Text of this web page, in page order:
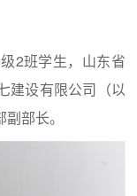
2班学生，山东省
建设有限公司（以
部长。